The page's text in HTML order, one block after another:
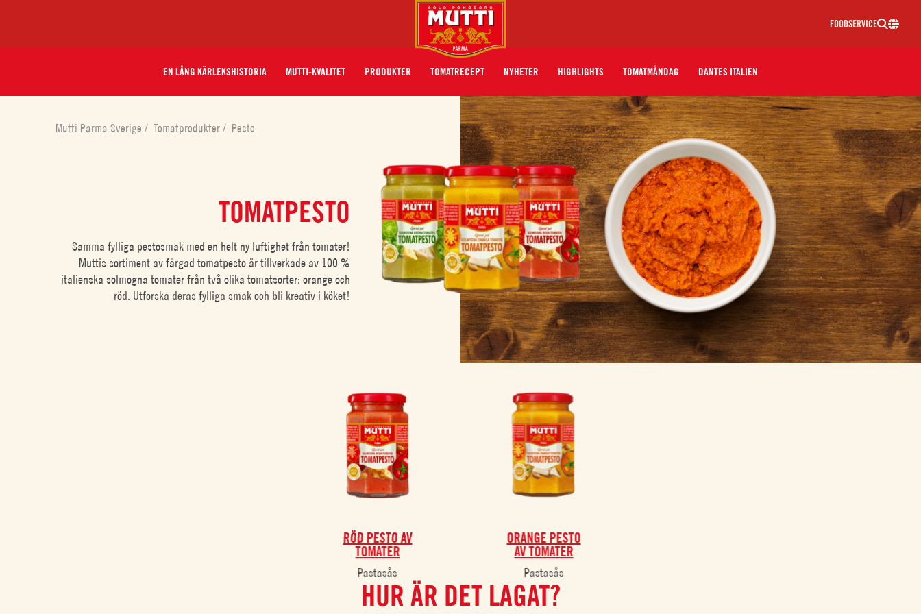
FOODSERVICE
EN LÅNG KÄRLEKSHISTORIA MUTTI-KVALITET PRODUKTER TOMATRECEPT NYHETER HIGHLIGHTS TOMATMÅNDAG DANTES ITALIEN
Mutti Parma Sverige/ Tomatprodukter/ Pesto
TOMATPESTO
Samma fylliga pestosmak med en helt ny luftighet från tomater!
Muttis sortiment av färgad tomatpesto är tillverkade av 100 %
italienska solmogna tomater från två olika tomatsorter: orange och
röd. Utforska deras fylliga smak och bli kreativ i köket!
RÖD PESTO AV
TOMATER
Pastasås
ORANGE PESTO
AV TOMATER
Pastasås
HUR ÄR DET LAGAT?